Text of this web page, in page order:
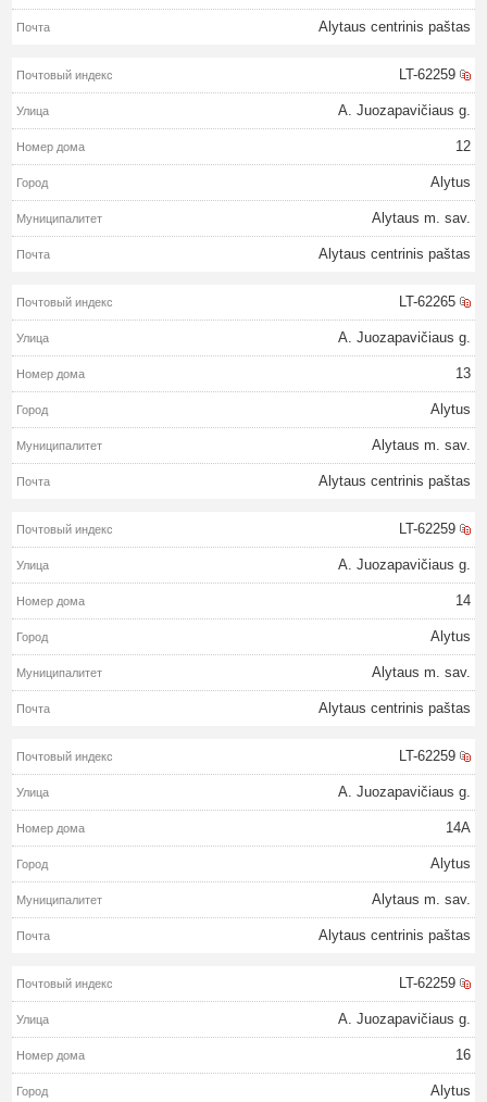
Alytaus centrinis paštas
LT-62259
A. Juozapavičiaus g.
12
Alytus
Alytaus m. sav.
Alytaus centrinis paštas
LT-62265
A. Juozapavičiaus g.
13
Alytus
Alytaus m. sav.
Alytaus centrinis paštas
LT-62259
A. Juozapavičiaus g.
14
Alytus
Alytaus m. sav.
Alytaus centrinis paštas
LT-62259
A. Juozapavičiaus g.
14A
Alytus
Alytaus m. sav.
Alytaus centrinis paštas
LT-62259
A. Juozapavičiaus g.
16
Alytus